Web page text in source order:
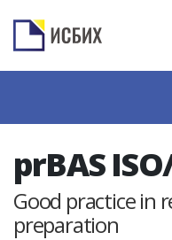
prBAS
Good practice in
preparation